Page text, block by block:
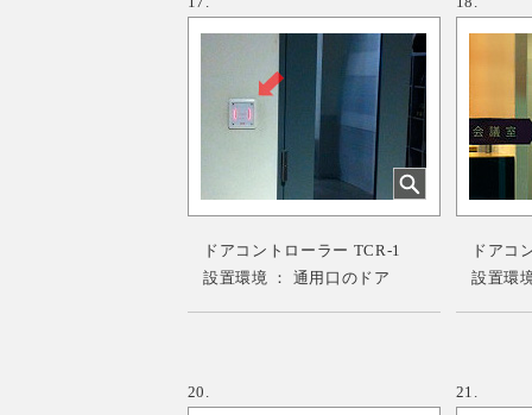
ドアコントローラー TCR-1
設置環境 ： 通用口のドア
ドアコ
設置環
20. 21.